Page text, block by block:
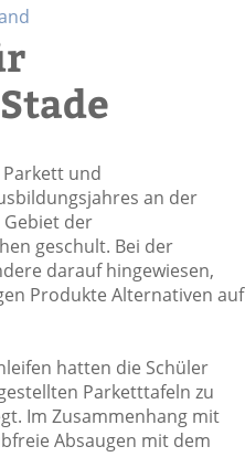
und
an der
der
geschult. Bei der
darauf hingewiesen,
Produkte Alternativen auf
hatten die Schüler
Parketttafeln zu
Im Zusammenhang mit
Absaugen mit dem